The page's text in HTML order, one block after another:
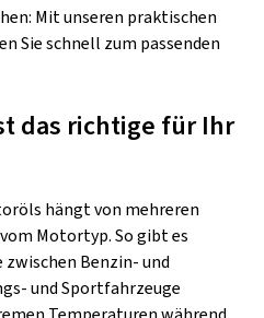
Mit unseren praktischen
Sie schnell zum passenden
das richtige für Ihr
hängt von mehreren
Motortyp. So gibt es
Benzin- und
und Sportfahrzeuge